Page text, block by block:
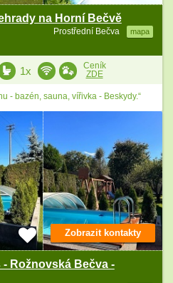
na Horní Bečvě
Prostřední Bečva mapa
1x
Ceník
ZDE
- bazén, sauna, vířivka - Beskydy.“
Rožnovská Bečva -
Zobrazit kontakty